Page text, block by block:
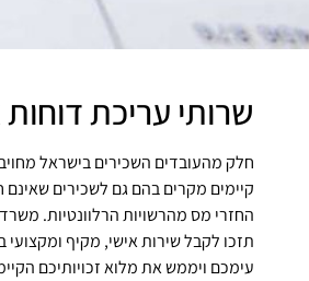
שרותי עריכת
חלק מהעובדים השכירים בישראל
קיימים מקרים בהם גם לשכירים
החזרי מס מהרשויות הרלוונטיות.
תזכו לקבל שירות אישי, מקיף
עימכם ויממש את מלוא זכויותיכם